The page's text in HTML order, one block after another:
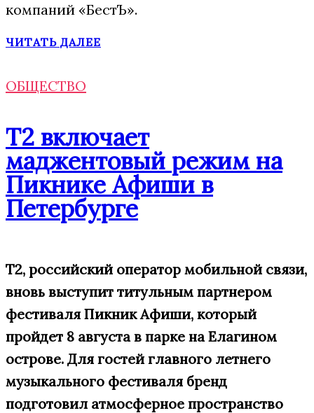
компаний «БестЪ».
ЧИТАТЬ ДАЛЕЕ
ОБЩЕСТВО
Т2 включает
маджентовый режим на
Пикнике Афиши в
Петербурге
Т2, российский оператор мобильной связи,
вновь выступит титульным партнером
фестиваля Пикник Афиши, который
пройдет 8 августа в парке на Елагином
острове. Для гостей главного летнего
музыкального фестиваля бренд
подготовил атмосферное пространство